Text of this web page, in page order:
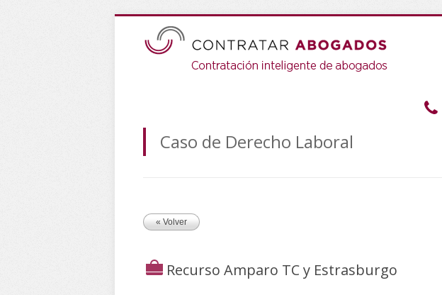
Caso de Derecho Laboral
« Volver
Recurso Amparo TC y Estrasburgo